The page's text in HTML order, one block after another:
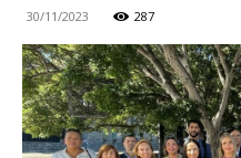
30/11/2023 287